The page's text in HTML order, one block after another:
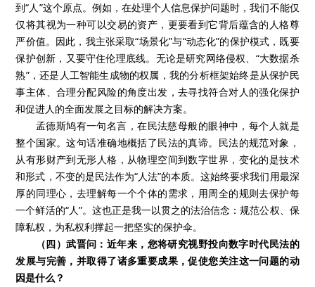
到“人”这个原点。例如，在处理个人信息保护问题时，我们不能仅
仅将其视为一种可以交易的资产，更要看到它背后蕴含的人格尊
严价值。因此，我主张采取“场景化”与“动态化”的保护模式，既要
保护创新，又要守住伦理底线。无论是研究网络侵权、“大数据杀
熟”，还是人工智能生成物的权属，我的分析框架始终是从保护民
事主体、合理分配风险的角度出发，去寻找符合对人的强化保护
和促进人的全面发展之目标的解决方案。
孟德斯鸠有一句名言，在民法慈母般的眼神中，每个人就是
整个国家。这句话准确地概括了民法的真谛。民法的规范对象，
从有形财产到无形人格，从物理空间到数字世界，变化的是技术
和形式，不变的是民法作为“人法”的本质。这始终要求我们用最深
厚的同理心，去理解每一个个体的需求，用周全的规则去保护每
一个鲜活的“人”。这也正是我一以贯之的法治信念：规范公权、保
障私权，为私权利撑起一把坚实的保护伞。
（四）武晋问：近年来，您将研究视野投向数字时代民法的
发展与完善，并取得了诸多重要成果，促使您关注这一问题的动
因是什么？